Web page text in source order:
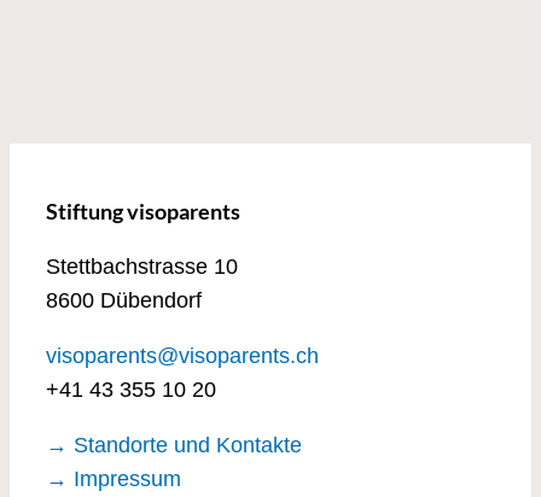
Stiftung visoparents
Stettbachstrasse 10
8600 Dübendorf
visoparents@visoparents.ch
+41 43 355 10 20
→ Standorte und Kontakte
→ Impressum